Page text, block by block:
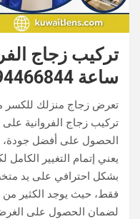
ساعة​ 94466844
تعرض زجاج منزلك للكسر
تركيب زجاج الفروانية​
الحصول على أفضل جودة،
يعني إتمام التغيير الكامل
بشكل احترافي على يد
فقط، حيث يوجد الكثير من
لضمان الحصول على الغرض